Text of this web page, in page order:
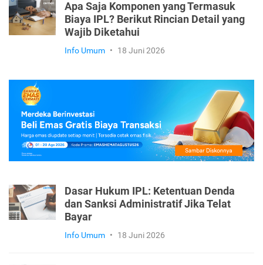
Apa Saja Komponen yang Termasuk
Biaya IPL? Berikut Rincian Detail yang
Wajib Diketahui
Info Umum • 18 Juni 2026
Dasar Hukum IPL: Ketentuan Denda
dan Sanksi Administratif Jika Telat
Bayar
Info Umum • 18 Juni 2026